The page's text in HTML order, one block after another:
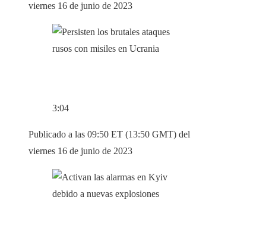
viernes 16 de junio de 2023
3:04
Publicado a las 09:50 ET (13:50 GMT) del
viernes 16 de junio de 2023